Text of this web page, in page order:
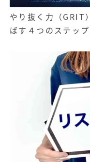
やり抜く力（GRIT
ばす４つのステップ